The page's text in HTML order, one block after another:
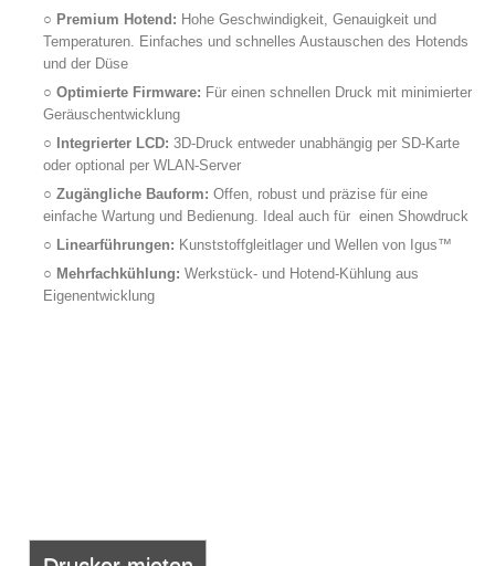
○ Premium Hotend: Hohe Geschwindigkeit, Genauigkeit und
Temperaturen. Einfaches und schnelles Austauschen des Hotends
und der Düse
○ Optimierte Firmware: Für einen schnellen Druck mit minimierter
Geräuschentwicklung
○
Integrierter LCD: 3D-Druck entweder unabhängig per SD-Karte
oder optional per WLAN-Server
○ Zugängliche Bauform: Offen, robust und präzise für eine
einfache Wartung und Bedienung. Ideal auch für einen Showdruck
○ Linearführungen: Kunststoffgleitlager und Wellen von Igus™
○ Mehrfachkühlung: Werkstück- und Hotend-Kühlung aus
Eigenentwicklung